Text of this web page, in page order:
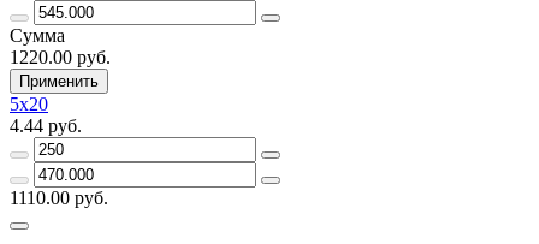
Сумма
1220.00 руб.
Применить
5х20
4.44 руб.
1110.00 руб.